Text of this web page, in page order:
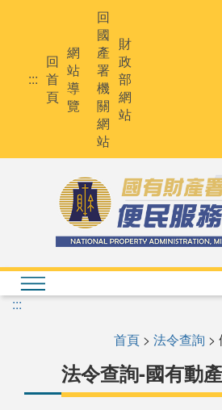
:::
回
首
頁
網
站
導
覽
回
國
產
署
機
關
網
站
財
政
部
網
站
:::
首頁 > 法令查詢 >
法令查詢-國有動